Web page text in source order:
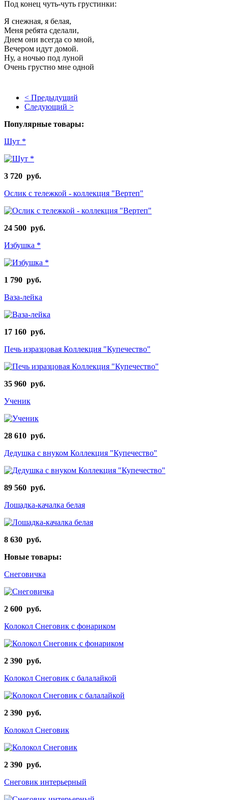
Под конец чуть-чуть грустинки:
Я снежная, я белая,
Меня ребята сделали,
Днем они всегда со мной,
Вечером идут домой.
Ну, а ночью под луной
Очень грустно мне одной
< Предыдущий
Следующий >
Популярные товары:
Шут *
3 720 руб.
Ослик с тележкой - коллекция "Вертеп"
24 500 руб.
Избушка *
1 790 руб.
Ваза-лейка
17 160 руб.
Печь изразцовая Коллекция "Купечество"
35 960 руб.
Ученик
28 610 руб.
Дедушка с внуком Коллекция "Купечество"
89 560 руб.
Лошадка-качалка белая
8 630 руб.
Новые товары:
Снеговичка
2 600 руб.
Колокол Снеговик с фонариком
2 390 руб.
Колокол Снеговик с балалайкой
2 390 руб.
Колокол Снеговик
2 390 руб.
Снеговик интерьерный